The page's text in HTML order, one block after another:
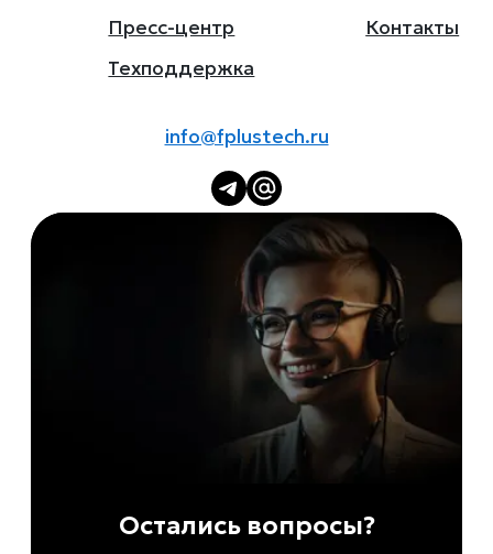
Пресс-центр
Контакты
Техподдержка
info@fplustech.ru
Остались вопросы?